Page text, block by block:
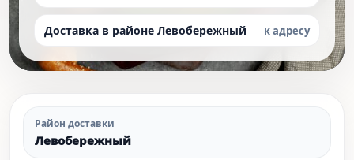
Доставка в районе Левобережный к адресу
Район доставки
Левобережный